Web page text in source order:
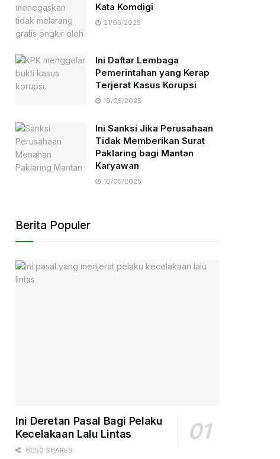
Kata Komdigi
21/05/2025
Ini Daftar Lembaga
Pemerintahan yang Kerap
Terjerat Kasus Korupsi
19/05/2025
Ini Sanksi Jika Perusahaan
Tidak Memberikan Surat
Paklaring bagi Mantan
Karyawan
16/05/2025
Berita Populer
Ini Deretan Pasal Bagi Pelaku
Kecelakaan Lalu Lintas
6050 SHARES